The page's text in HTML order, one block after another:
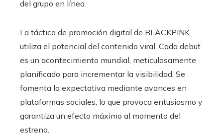
del grupo en línea.
La táctica de promoción digital de BLACKPINK
utiliza el potencial del contenido viral. Cada debut
es un acontecimiento mundial, meticulosamente
planificado para incrementar la visibilidad. Se
fomenta la expectativa mediante avances en
plataformas sociales, lo que provoca entusiasmo y
garantiza un efecto máximo al momento del
estreno.